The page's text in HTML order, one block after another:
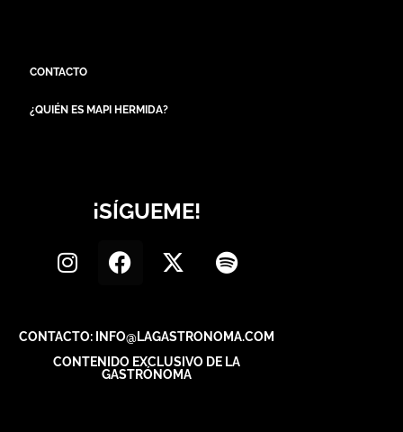
CONTACTO
¿QUIÉN ES MAPI HERMIDA?
¡SÍGUEME!
CONTACTO: INFO@LAGASTRONOMA.COM
CONTENIDO EXCLUSIVO DE LA
GASTRÓNOMA